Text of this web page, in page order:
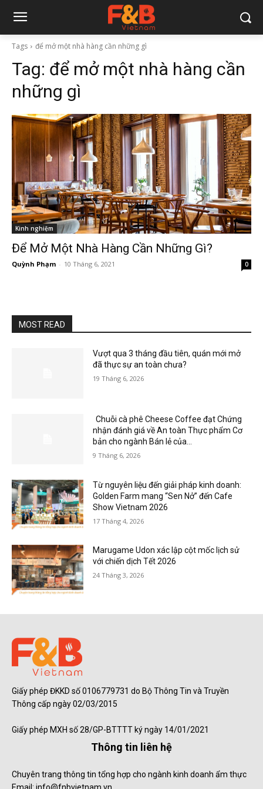
Tags để mở một nhà hàng cần những gì
Tag: để mở một nhà hàng cần
những gì
Kinh nghiệm
Để Mở Một Nhà Hàng Cần Những Gì?
Quỳnh Phạm - 10 Tháng 6, 2021 0
MOST READ
Vượt qua 3 tháng đầu tiên, quán mới mở
đã thực sự an toàn chưa?
19 Tháng 6, 2026
Chuỗi cà phê Cheese Coffee đạt Chứng
nhận đánh giá về An toàn Thực phẩm Cơ
bản cho ngành Bán lẻ của...
9 Tháng 6, 2026
Từ nguyên liệu đến giải pháp kinh doanh:
Golden Farm mang “Sen Nở” đến Cafe
Show Vietnam 2026
17 Tháng 4, 2026
Marugame Udon xác lập cột mốc lịch sử
với chiến dịch Tết 2026
24 Tháng 3, 2026
Giấy phép ĐKKD số 0106779731 do Bộ Thông Tin và Truyền
Thông cấp ngày 02/03/2015
Giấy phép MXH số 28/GP-BTTTT ký ngày 14/01/2021
Thông tin liên hệ
Chuyên trang thông tin tổng hợp cho ngành kinh doanh ẩm thực
Email: info@fnbvietnam.vn